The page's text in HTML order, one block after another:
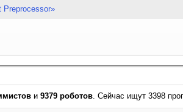
Preprocessor»
и 9379 роботов. Сейчас ищут 3398